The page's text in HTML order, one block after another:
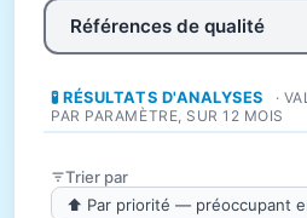
Références de qualité
🧪 RÉSULTATS D'ANALYSES
·
PAR PARAMÈTRE, SUR 12 MOIS
Trier par